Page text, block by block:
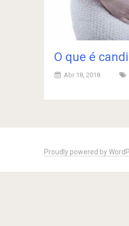
O que é
Abr 18, 2018
navigation
Proudly powered by